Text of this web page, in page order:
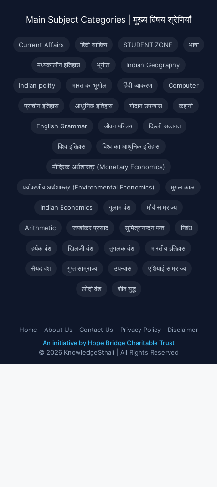
Main Subject Categories | मुख्य विषय श्रेणियाँ
Current Affairs हिंदी साहित्य STUDENT ZONE भाषा
मध्यकालीन इतिहास भूगोल Indian Geography
Indian polity भारत का भूगोल हिंदी व्याकरण Computer
प्राचीन इतिहास आधुनिक इतिहास गोदान उपन्यास कहानी
English Grammar जीवन परिचय दिल्ली सल्तनत
विश्व इतिहास विश्व का आधुनिक इतिहास
मौद्रिक अर्थशास्त्र (Monetary Economics)
पर्यावरणीय अर्थशास्त्र (Environmental Economics) मुग़ल काल
Indian Economics गुलाम वंश मौर्य साम्राज्य
Arithmetic जयशंकर प्रसाद सुमित्रानन्दन पन्त निबंध
हर्यक वंश खिलजी वंश तुगलक वंश भारतीय इतिहास
सैयद वंश गुप्त साम्राज्य उपन्यास एशियाई साम्राज्य
लोदी वंश शीत युद्ध
Home About Us Contact Us Privacy Policy
Disclaimer
An initiative by Hope Bridge Charitable Trust
© 2026 KnowledgeSthali | All Rights Reserved